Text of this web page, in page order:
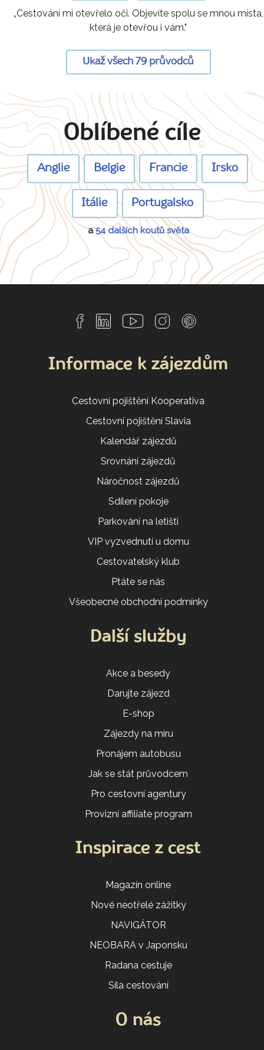
„Cestování mi otevřelo oči. Objevíte spolu se mnou místa,
která je otevřou i vám."
Ukaž všech 79 průvodců
Oblíbené cíle
Anglie Belgie Francie Irsko
Itálie Portugalsko
a54 dalších koutů světa
Informace k zájezdům
Cestovní pojištění Kooperativa
Cestovní pojištění Slavia
Kalendář zájezdů
Srovnání zájezdů
Náročnost zájezdů
Sdílení pokoje
Parkování na letišti
VIP vyzvednutí u domu
Cestovatelský klub
Ptáte se nás
Všeobecné obchodní podmínky
Další služby
Akce a besedy
Darujte zájezd
E-shop
Zájezdy na míru
Pronájem autobusu
Jak se stát průvodcem
Pro cestovní agentury
Provizní affiliate program
Inspirace z cest
Magazín online
Nové neotřelé zážitky
NAVIGÁTOR
NEOBARA v Japonsku
Radana cestuje
Síla cestování
O nás